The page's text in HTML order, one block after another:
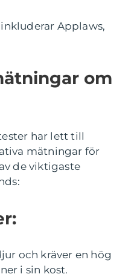
Applaws,
om
har lett till
mätningar för
de viktigaste
och kräver en hög
i sin kost.